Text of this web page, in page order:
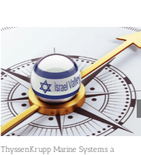
ThyssenKrupp Marine Systems a